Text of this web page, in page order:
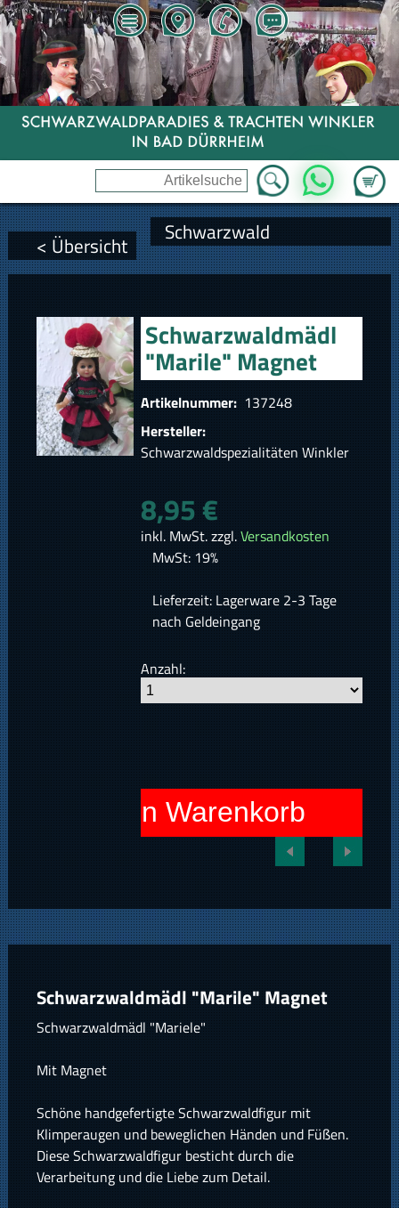
Zum
WhatsApp
< Übersicht Schwarzwald
Schwarzwaldmädl
"Marile" Magnet
Artikelnummer: 137248
Hersteller:
Schwarzwaldspezialitäten Winkler
8,95 €
inkl. MwSt. zzgl.Versandkosten
MwSt: 19%
Lieferzeit: Lagerware 2-3 Tage
nach Geldeingang
Anzahl:
In den Warenkorb
Schwarzwaldmädl "Marile" Magnet
Schwarzwaldmädl "Mariele"
Mit Magnet
Schöne handgefertigte Schwarzwaldfigur mit
Klimperaugen und beweglichen Händen und Füßen.
Diese Schwarzwaldfigur besticht durch die
Verarbeitung und die Liebe zum Detail.